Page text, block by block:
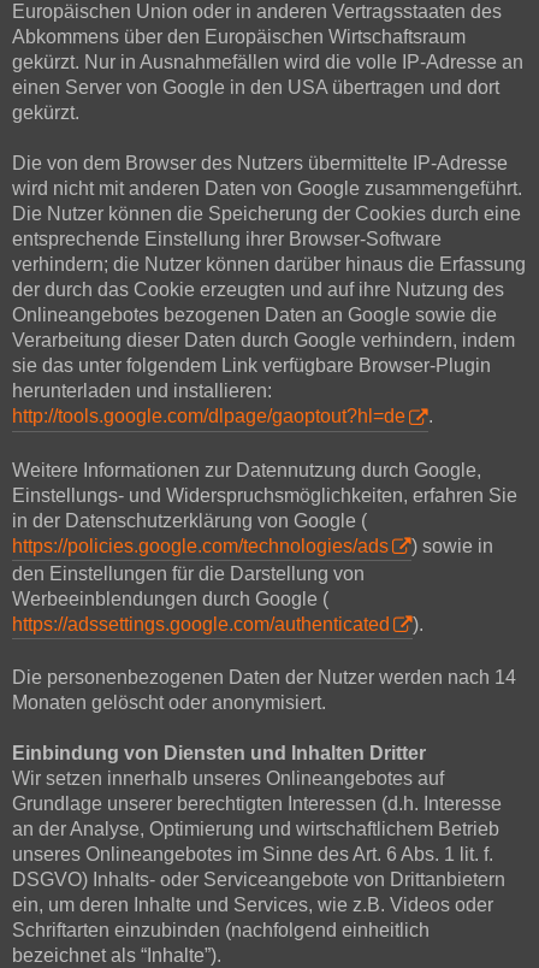
Europäischen Union oder in anderen Vertragsstaaten des
Abkommens über den Europäischen Wirtschaftsraum
gekürzt. Nur in Ausnahmefällen wird die volle IP-Adresse an
einen Server von Google in den USA übertragen und dort
gekürzt.
Die von dem Browser des Nutzers übermittelte IP-Adresse
wird nicht mit anderen Daten von Google zusammengeführt.
Die Nutzer können die Speicherung der Cookies durch eine
entsprechende Einstellung ihrer Browser-Software
verhindern; die Nutzer können darüber hinaus die Erfassung
der durch das Cookie erzeugten und auf ihre Nutzung des
Onlineangebotes bezogenen Daten an Google sowie die
Verarbeitung dieser Daten durch Google verhindern, indem
sie das unter folgendem Link verfügbare Browser-Plugin
herunterladen und installieren:
http://tools.google.com/dlpage/gaoptout?hl=de
.
Weitere Informationen zur Datennutzung durch Google,
Einstellungs- und Widerspruchsmöglichkeiten, erfahren Sie
in der Datenschutzerklärung von Google (
https://policies.google.com/technologies/ads
) sowie in
den Einstellungen für die Darstellung von
Werbeeinblendungen durch Google (
https://adssettings.google.com/authenticated
).
Die personenbezogenen Daten der Nutzer werden nach 14
Monaten gelöscht oder anonymisiert.
Einbindung von Diensten und Inhalten Dritter
Wir setzen innerhalb unseres Onlineangebotes auf
Grundlage unserer berechtigten Interessen (d.h. Interesse
an der Analyse, Optimierung und wirtschaftlichem Betrieb
unseres Onlineangebotes im Sinne des Art. 6 Abs. 1 lit. f.
DSGVO) Inhalts- oder Serviceangebote von Drittanbietern
ein, um deren Inhalte und Services, wie z.B. Videos oder
Schriftarten einzubinden (nachfolgend einheitlich
bezeichnet als “Inhalte”).